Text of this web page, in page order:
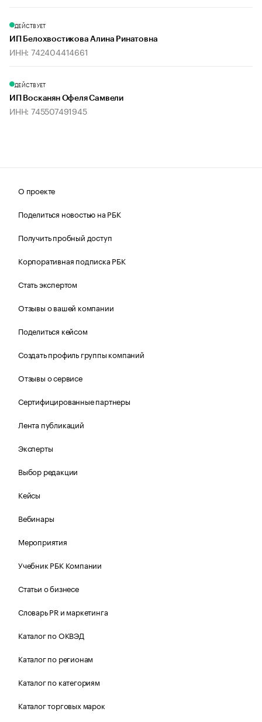
ДЕЙСТВУЕТ
ИП Белохвостикова Алина Ринатовна
ИНН: 742404414661
ДЕЙСТВУЕТ
ИП Восканян Офеля Самвели
ИНН: 745507491945
О проекте
Поделиться новостью на РБК
Получить пробный доступ
Корпоративная подписка РБК
Стать экспертом
Отзывы о вашей компании
Поделиться кейсом
Создать профиль группы компаний
Отзывы о сервисе
Сертифицированные партнеры
Лента публикаций
Эксперты
Выбор редакции
Кейсы
Вебинары
Мероприятия
Учебник РБК Компании
Статьи о бизнесе
Словарь PR и маркетинга
Каталог по ОКВЭД
Каталог по регионам
Каталог по категориям
Каталог торговых марок